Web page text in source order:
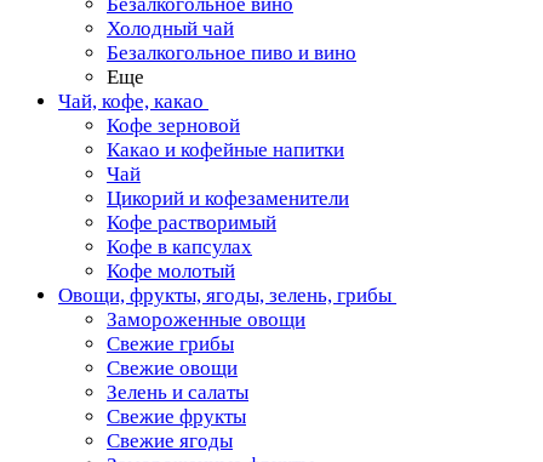
Холодный чай
Безалкогольное пиво и вино
Еще
Чай, кофе, какао
Кофе зерновой
Какао и кофейные напитки
Чай
Цикорий и кофезаменители
Кофе растворимый
Кофе в капсулах
Кофе молотый
Овощи, фрукты, ягоды, зелень, грибы
Замороженные овощи
Свежие грибы
Свежие овощи
Зелень и салаты
Свежие фрукты
Свежие ягоды